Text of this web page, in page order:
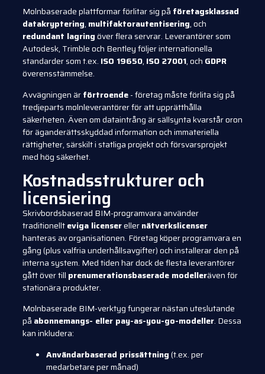
Molnbaserade plattformar förlitar sig på företagsklassad
datakryptering, multifaktorautentisering, och
redundant lagringöver flera servrar. Leverantörer som
Autodesk, Trimble och Bentley följer internationella
standarder som t.ex. ISO 19650, ISO 27001, och GDPR
överensstämmelse.
Avvägningen ärförtroende- företag måste förlita sig på
tredjeparts molnleverantörer för att upprätthålla
säkerheten. Även om dataintrång är sällsynta kvarstår oron
för äganderättsskyddad information och immateriella
rättigheter, särskilt i statliga projekt och försvarsprojekt
med hög säkerhet.
Kostnadsstrukturer och
licensiering
Skrivbordsbaserad BIM-programvara använder
traditionellteviga licenserellernätverkslicenser
hanteras av organisationen. Företag köper programvara en
gång (plus valfria underhållsavgifter) och installerar den på
interna system. Med tiden har dock de flesta leverantörer
gått över till prenumerationsbaserade modelleräven för
stationära produkter.
Molnbaserade BIM-verktyg fungerar nästan uteslutande
på abonnemangs- eller pay-as-you-go-modeller. Dessa
kan inkludera:
Användarbaserad prissättning(t.ex. per
medarbetare per månad)